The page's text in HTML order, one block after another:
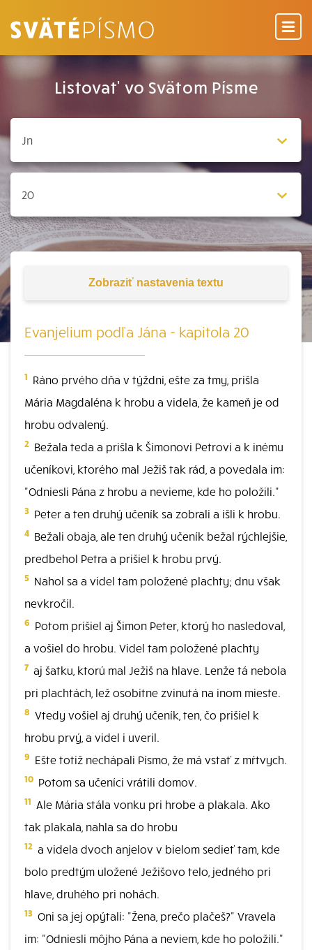
Listovať vo Svätom Písme
Zobraziť nastavenia textu
Evanjelium podľa Jána - kapitola 20
1 Ráno prvého dňa v týždni, ešte za tmy, prišla
Mária Magdaléna k hrobu a videla, že kameň je od
hrobu odvalený.
2 Bežala teda a prišla k Šimonovi Petrovi a k inému
učeníkovi, ktorého mal Ježiš tak rád, a povedala im:
"Odniesli Pána z hrobu a nevieme, kde ho položili."
3 Peter a ten druhý učeník sa zobrali a išli k hrobu.
4 Bežali obaja, ale ten druhý učeník bežal rýchlejšie,
predbehol Petra a prišiel k hrobu prvý.
5 Nahol sa a videl tam položené plachty; dnu však
nevkročil.
6 Potom prišiel aj Šimon Peter, ktorý ho nasledoval,
a vošiel do hrobu. Videl tam položené plachty
7 aj šatku, ktorú mal Ježiš na hlave. Lenže tá nebola
pri plachtách, lež osobitne zvinutá na inom mieste.
8 Vtedy vošiel aj druhý učeník, ten, čo prišiel k
hrobu prvý, a videl i uveril.
9 Ešte totiž nechápali Písmo, že má vstať z mŕtvych.
10 Potom sa učeníci vrátili domov.
11 Ale Mária stála vonku pri hrobe a plakala. Ako
tak plakala, nahla sa do hrobu
12 a videla dvoch anjelov v bielom sedieť tam, kde
bolo predtým uložené Ježišovo telo, jedného pri
hlave, druhého pri nohách.
13 Oni sa jej opýtali: "Žena, prečo plačeš?" Vravela
im: "Odniesli môjho Pána a neviem, kde ho položili."